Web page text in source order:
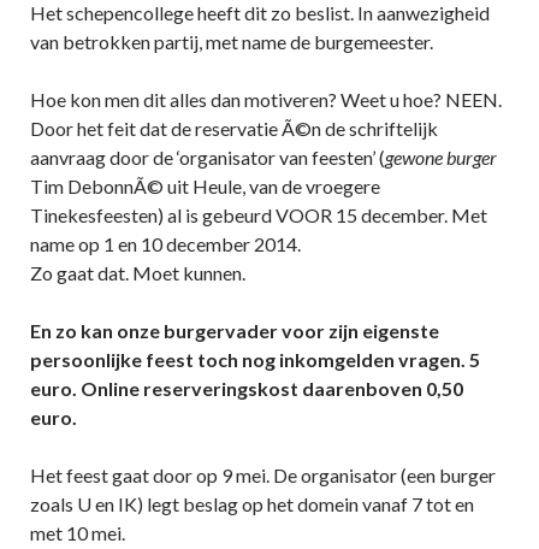
Het schepencollege heeft dit zo beslist. In aanwezigheid
van betrokken partij, met name de burgemeester.
Hoe kon men dit alles dan motiveren? Weet u hoe? NEEN.
Door het feit dat de reservatie Ã©n de schriftelijk
aanvraag door de ‘organisator van feesten’ (gewone burger
Tim DebonnÃ© uit Heule, van de vroegere
Tinekesfeesten) al is gebeurd VOOR 15 december. Met
name op 1 en 10 december 2014.
Zo gaat dat. Moet kunnen.
En zo kan onze burgervader voor zijn eigenste
persoonlijke feest toch nog inkomgelden vragen. 5
euro. Online reserveringskost daarenboven 0,50
euro.
Het feest gaat door op 9 mei. De organisator (een burger
zoals U en IK) legt beslag op het domein vanaf 7 tot en
met 10 mei.